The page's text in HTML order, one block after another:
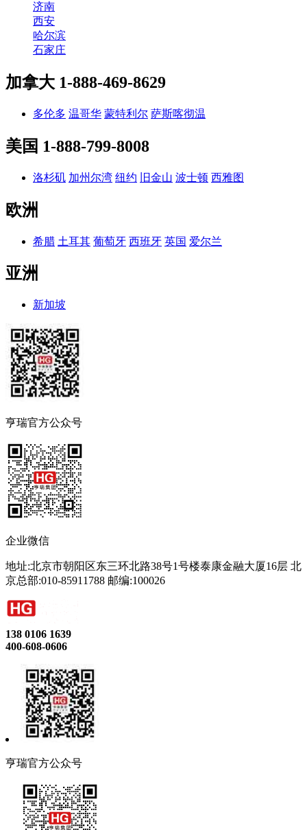
济南
西安
哈尔滨
石家庄
加拿大 1-888-469-8629
多伦多 温哥华 蒙特利尔 萨斯喀彻温
美国 1-888-799-8008
洛杉矶 加州尔湾 纽约 旧金山 波士顿 西雅图
欧洲
希腊 土耳其 葡萄牙 西班牙 英国 爱尔兰
亚洲
新加坡
亨瑞官方公众号
企业微信
地址:北京市朝阳区东三环北路38号1号楼泰康金融大厦16层 北
京总部:010-85911788 邮编:100026
138 0106 1639
400-608-0606
亨瑞官方公众号